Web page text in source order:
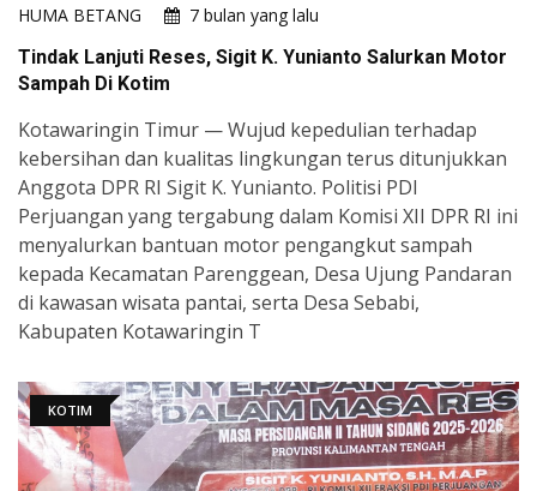
HUMA BETANG
7 bulan yang lalu
Tindak Lanjuti Reses, Sigit K. Yunianto Salurkan Motor
Sampah Di Kotim
Kotawaringin Timur — Wujud kepedulian terhadap
kebersihan dan kualitas lingkungan terus ditunjukkan
Anggota DPR RI Sigit K. Yunianto. Politisi PDI
Perjuangan yang tergabung dalam Komisi XII DPR RI ini
menyalurkan bantuan motor pengangkut sampah
kepada Kecamatan Parenggean, Desa Ujung Pandaran
di kawasan wisata pantai, serta Desa Sebabi,
Kabupaten Kotawaringin T
KOTIM